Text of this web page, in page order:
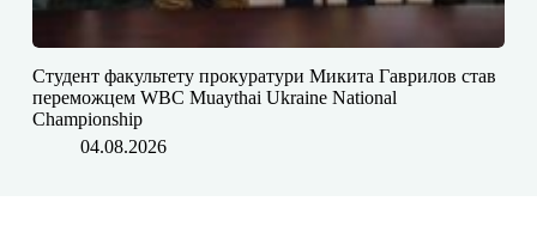
Студент факультету прокуратури Микита Гаврилов став
переможцем WBC Muaythai Ukraine National
Championship
04.08.2026